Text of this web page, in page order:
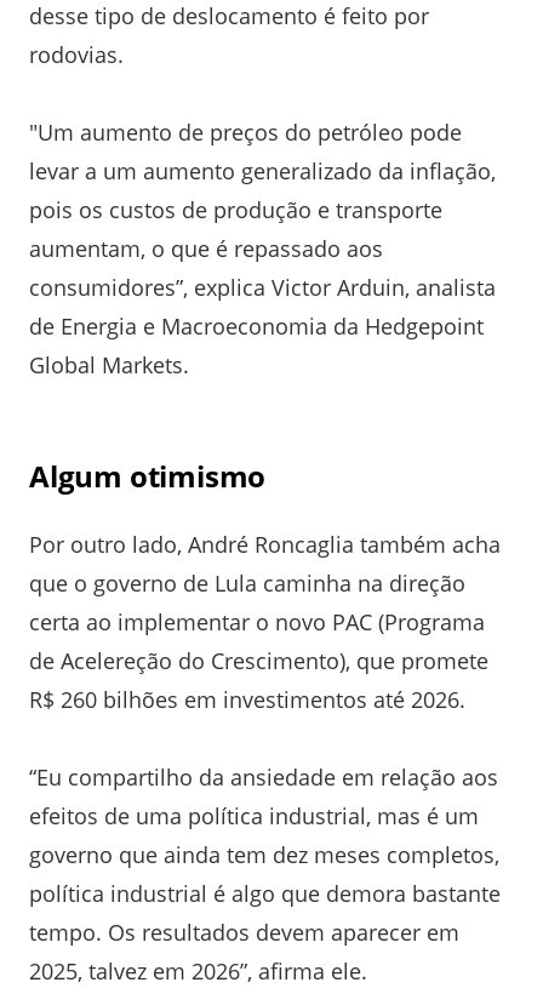
desse tipo de deslocamento é feito por
rodovias.
"Um aumento de preços do petróleo pode
levar a um aumento generalizado da inflação,
pois os custos de produção e transporte
aumentam, o que é repassado aos
consumidores”, explica Victor Arduin, analista
de Energia e Macroeconomia da Hedgepoint
Global Markets.
Algum otimismo
Por outro lado, André Roncaglia também acha
que o governo de Lula caminha na direção
certa ao implementar o novo PAC (Programa
de Acelereção do Crescimento), que promete
R$ 260 bilhões em investimentos até 2026.
“Eu compartilho da ansiedade em relação aos
efeitos de uma política industrial, mas é um
governo que ainda tem dez meses completos,
política industrial é algo que demora bastante
tempo. Os resultados devem aparecer em
2025, talvez em 2026”, afirma ele.